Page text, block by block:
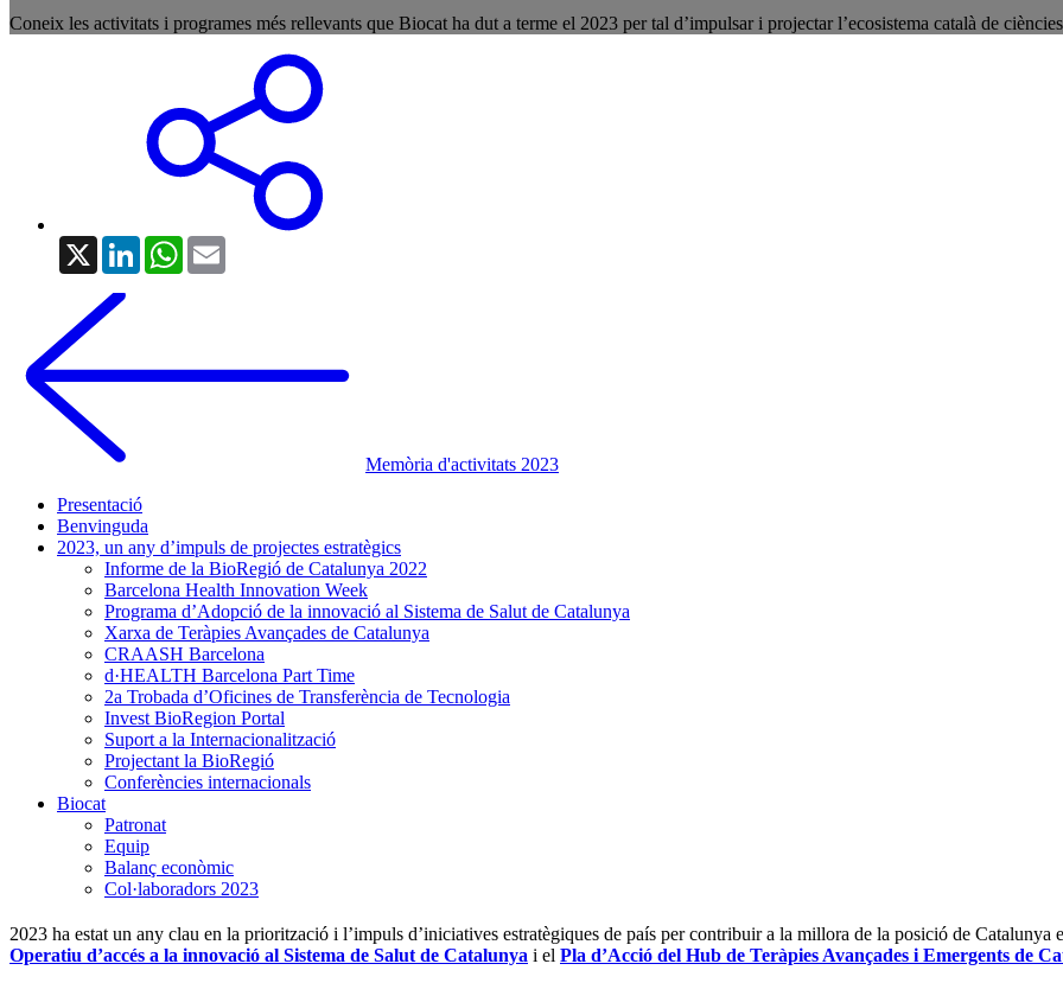
Coneix les activitats i programes més rellevants que Biocat ha dut a terme el 2023 per tal d’impulsar i projectar l’ecosistema català de
X LinkedInWhatsApp
Memòria d'activitats 2023
Presentació
Benvinguda
2023, un any d’impuls de projectes estratègics
Informe de la BioRegió de Catalunya 2022
Barcelona Health Innovation Week
Programa d’Adopció de la innovació al Sistema de Salut de Catalunya
Xarxa de Teràpies Avançades de Catalunya
CRAASH Barcelona
d·HEALTH Barcelona Part Time
2a Trobada d’Oficines de Transferència de Tecnologia
Invest BioRegion Portal
Suport a la Internacionalització
Projectant la BioRegió
Conferències internacionals
Biocat
Patronat
Equip
Balanç econòmic
Col·laboradors 2023
2023 ha estat un any clau en la priorització i l’impuls d’iniciatives estratègiques de país per contribuir a la millora de la posició de
Operatiu d’accés a la innovació al Sistema de Salut de Catalunya i el Pla d’Acció del Hub de Teràpies Avançades i Emergents de